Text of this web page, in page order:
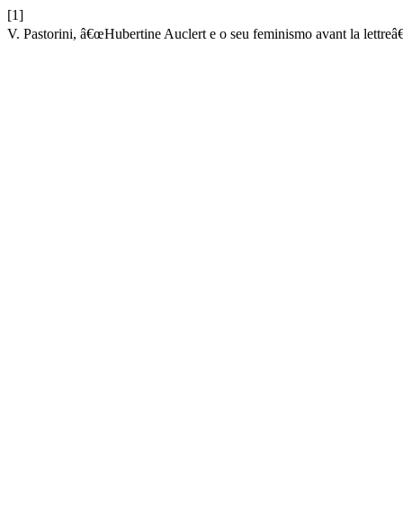
[1]
V. Pastorini, â€œHubertine Auclert e o seu feminismo avant la